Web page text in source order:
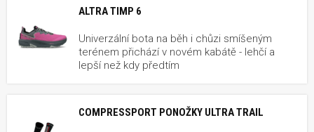
ALTRA TIMP 6
Univerzální bota na běh i chůzi smíšeným
terénem přichází v novém kabátě - lehčí a
lepší než kdy předtím
COMPRESSPORT PONOŽKY ULTRA TRAIL